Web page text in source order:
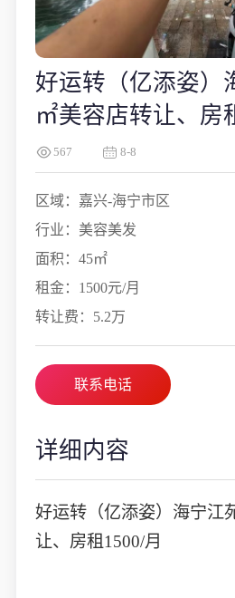
好运转（亿添姿）
㎡美容店转让、房
567 8-8
区域：嘉兴-海宁市区
行业：美容美发
面积：45㎡
租金：1500元/月
转让费：5.2万
联系电话
详细内容
好运转（亿添姿）海宁江
让、房租1500/月